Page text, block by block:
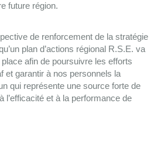
future région.
de renforcement de la stratégie
plan d’actions régional R.S.E. va
afin de poursuivre les efforts
et garantir à nos personnels la
qui représente une source forte de
l’efficacité et à la performance de